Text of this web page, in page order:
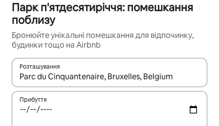
Парк п'ятдесятиріччя: помешкання
поблизу
Бронюйте унікальні помешкання для відпочинку,
будинки тощо на Airbnb
Розташування
Отримавши результати пошуку, використовуйте для
Прибуття